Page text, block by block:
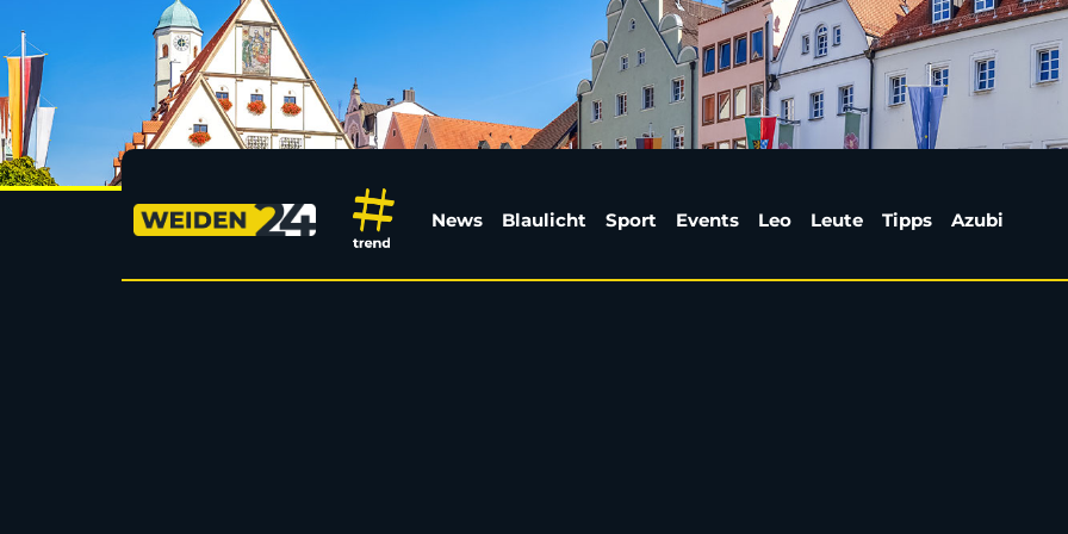
Blue Devils holen erfahrenen Stürmer |
News Blaulicht Sport Events Leo Leute Tipps Azubi